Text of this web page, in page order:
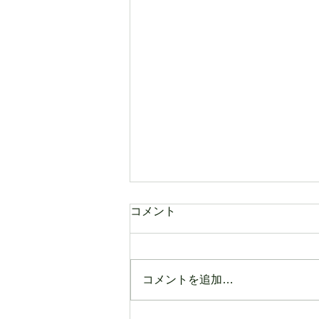
Thank you for staying with us Again!
コメント
コメントを追加…